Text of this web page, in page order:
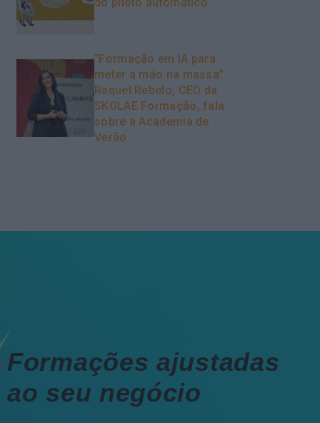
do piloto automático
“Formação em IA para
meter a mão na massa”
Raquel Rebelo, CEO da
SKOLAE Formação, fala
sobre a Academia de
Verão
Formações ajustadas
ao seu negócio